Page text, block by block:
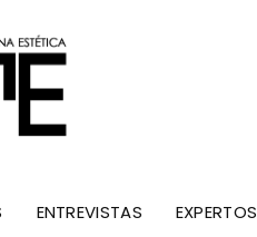
ENTREVISTAS EXPERTOS